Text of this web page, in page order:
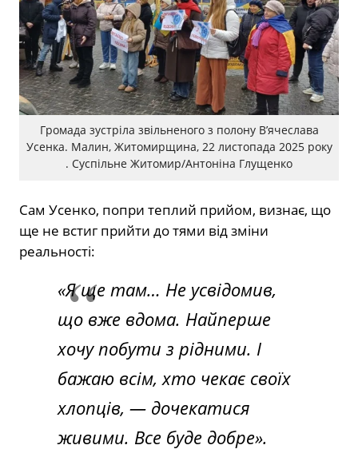
Громада зустріла звільненого з полону В’ячеслава
Усенка. Малин, Житомирщина, 22 листопада 2025 року
. Суспільне Житомир/Антоніна Глущенко
Сам Усенко, попри теплий прийом, визнає, що
ще не встиг прийти до тями від зміни
реальності:
«Я ще там… Не усвідомив,
що вже вдома. Найперше
хочу побути з рідними. І
бажаю всім, хто чекає своїх
хлопців, — дочекатися
живими. Все буде добре».